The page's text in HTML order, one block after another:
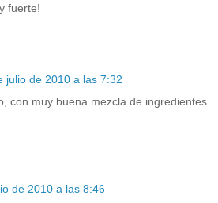
fuerte!
julio de 2010 a las 7:32
con muy buena mezcla de ingredientes
de 2010 a las 8:46